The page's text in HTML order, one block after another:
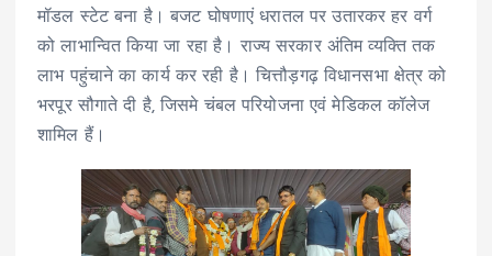
मॉडल स्टेट बना है। बजट घोषणाएं धरातल पर उतारकर हर वर्ग
को लाभान्वित किया जा रहा है। राज्य सरकार अंतिम व्यक्ति तक
लाभ पहुंचाने का कार्य कर रही है। चित्तौड़गढ़ विधानसभा क्षेत्र को
भरपूर सौगाते दी है, जिसमे चंबल परियोजना एवं मेडिकल कॉलेज
शामिल हैं।